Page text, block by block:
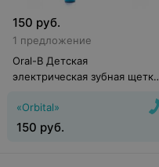
150 руб.
1 предложение
Oral-B Детская
электрическая зубная щетка
«Orbital»
150 руб.